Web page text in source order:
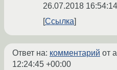
26.07.2018
Ссылка
Ответ на: комментарий от
12:24:45 +00:00